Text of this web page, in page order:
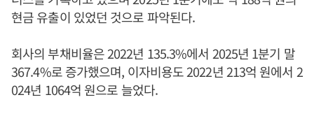
현금 유출이 있었던 것으로 파악된다.
회사의 부채비율은 2022년 135.3%에서 2025년 1분기 말
367.4%로 증가했으며, 이자비용도 2022년 213억 원에서 2
024년 1064억 원으로 늘었다.